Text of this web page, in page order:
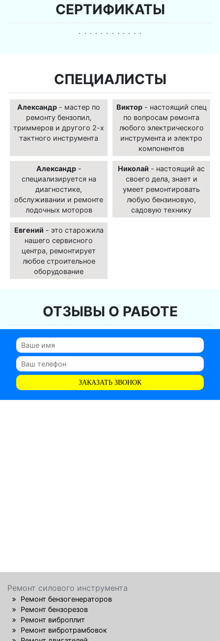
СЕРТИФИКАТЫ
СПЕЦИАЛИСТЫ
Александр - мастер по
ремонту бензопил,
триммеров и другого 2-х
тактного инструмента
Виктор- настоящий спец
по вопросам ремонта
любого электрического
инструмента и электро
компонентов
Александр-
специализируется на
диагностике,
обслуживании и ремонте
лодочных моторов
Николай - настоящий ас
своего дела, знает и
умеет ремонтировать
любую бензиновую,
садовую технику
Евгений - это старожила
нашего сервисного
центра, ремонтирует
любое строительное
оборудование
ОТЗЫВЫ О РАБОТЕ
ЗАКАЗАТЬ ЗВОНОК
Ремонт силового инструмента
Ремонт бензогенераторов
Ремонт бензорезов
Ремонт виброплит
Ремонт вибротрамбовок